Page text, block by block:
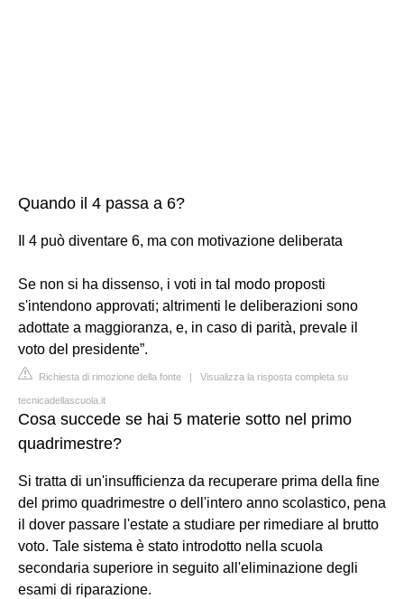
Quando il 4 passa a 6?
Il 4 può diventare 6, ma con motivazione deliberata
Se non si ha dissenso, i voti in tal modo proposti
s'intendono approvati; altrimenti le deliberazioni sono
adottate a maggioranza, e, in caso di parità, prevale il
voto del presidente”.
Richiesta di rimozione della fonte | Visualizza la risposta completa su
tecnicadellascuola.it
Cosa succede se hai 5 materie sotto nel primo
quadrimestre?
Si tratta di un'insufficienza da recuperare prima della fine
del primo quadrimestre o dell'intero anno scolastico, pena
il dover passare l'estate a studiare per rimediare al brutto
voto. Tale sistema è stato introdotto nella scuola
secondaria superiore in seguito all'eliminazione degli
esami di riparazione.